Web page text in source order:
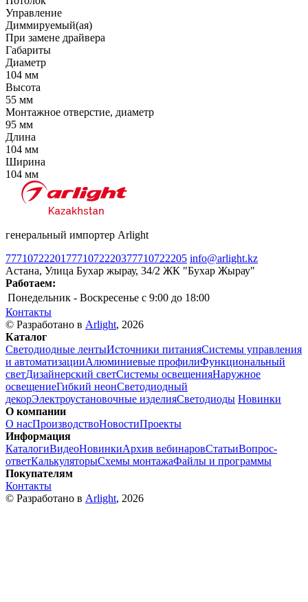
Управление
Диммируемый(ая)
При замене драйвера
Габариты
Диаметр
104 мм
Высота
55 мм
Монтажное отверстие, диаметр
95 мм
Длина
104 мм
Ширина
104 мм
генеральный импортер Arlight
77710722201 7771072220377710722205 info@arlight.kz
Астана, Улица Бухар жырау, 34/2 ЖК "Бухар Жырау"
Работаем:
Понедельник - Воскресенье c 9:00 до 18:00
Контакты
© Разработано в Arlight, 2026
Каталог
Светодиодные лентыИсточники питанияСистемы управления
и автоматизацииАлюминиевые профилиФункциональный
светДизайнерский светСистемы освещенияНаружное
освещениеГибкий неонСветодиодный
декорЭлектроустановочные изделияСветодиоды Новинки
О компании
О насПроизводствоНовостиПроекты
Информация
КаталогиВидеоНовинкиАрхив вебинаровСтатьиВопрос-
ответКалькуляторыСхемы монтажаФайлы и программы
Покупателям
Контакты
© Разработано в Arlight, 2026